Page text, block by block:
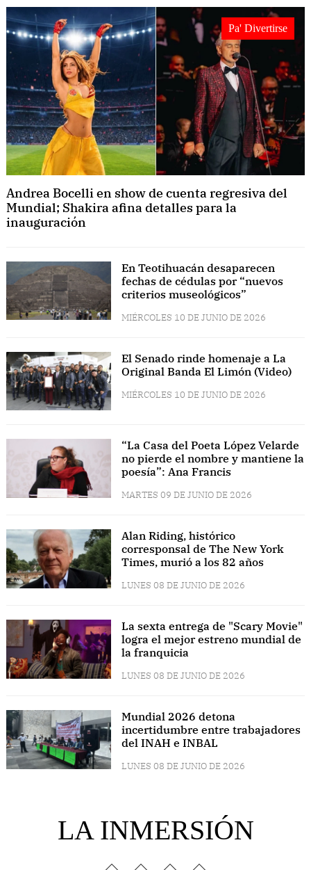
Pa' Divertirse
Andrea Bocelli en show de cuenta regresiva del
Mundial; Shakira afina detalles para la
inauguración
En Teotihuacán desaparecen
fechas de cédulas por “nuevos
criterios museológicos”
MIÉRCOLES 10 DE JUNIO DE 2026
El Senado rinde homenaje a La
Original Banda El Limón (Video)
MIÉRCOLES 10 DE JUNIO DE 2026
“La Casa del Poeta López Velarde
no pierde el nombre y mantiene la
poesía”: Ana Francis
MARTES 09 DE JUNIO DE 2026
Alan Riding, histórico
corresponsal de The New York
Times, murió a los 82 años
LUNES 08 DE JUNIO DE 2026
La sexta entrega de "Scary Movie"
logra el mejor estreno mundial de
la franquicia
LUNES 08 DE JUNIO DE 2026
Mundial 2026 detona
incertidumbre entre trabajadores
del INAH e INBAL
LUNES 08 DE JUNIO DE 2026
LA INMERSIÓN